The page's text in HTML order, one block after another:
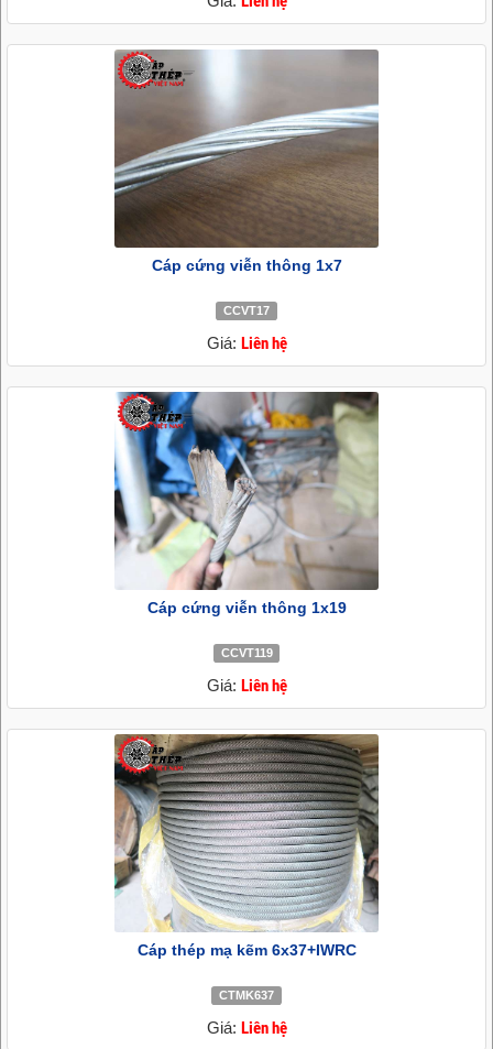
Cáp cứng viễn thông 1x7
CCVT17
Giá: Liên hệ
Cáp cứng viễn thông 1x19
CCVT119
Giá: Liên hệ
Cáp thép mạ kẽm 6x37+IWRC
CTMK637
Giá: Liên hệ